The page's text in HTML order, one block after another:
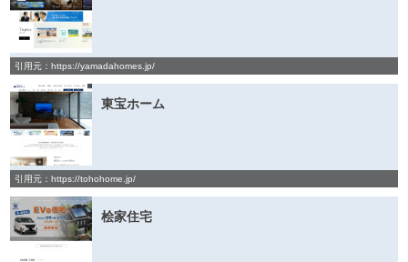
引用元：https://yamadahomes.jp/
東宝ホーム
引用元：https://tohohome.jp/
桧家住宅